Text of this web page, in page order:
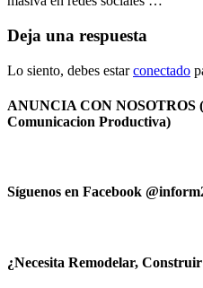
Deja una respuesta
Lo siento, debes estarconectado
ANUNCIA CON NOSOTROS
Comunicacion Productiva)
Síguenos en Facebook
¿Necesita Remodelar,